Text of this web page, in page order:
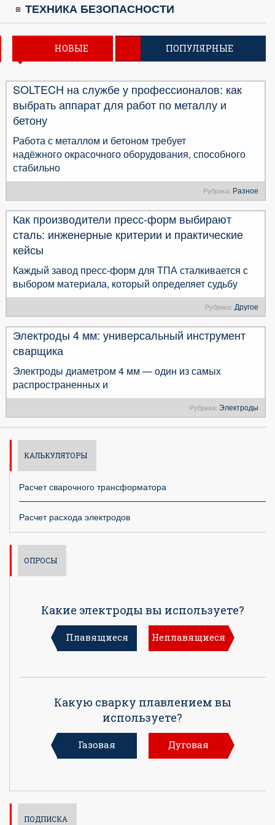
ТЕХНИКА БЕЗОПАСНОСТИ
НОВЫЕ ПОПУЛЯРНЫЕ
SOLTECH на службе у профессионалов: как
выбрать аппарат для работ по металлу и
бетону
Работа с металлом и бетоном требует
надёжного окрасочного оборудования, способного
стабильно
Рубрика: Разное
Как производители пресс-форм выбирают
сталь: инженерные критерии и практические
кейсы
Каждый завод пресс-форм для ТПА сталкивается с
выбором материала, который определяет судьбу
Рубрика: Другое
Электроды 4 мм: универсальный инструмент
сварщика
Электроды диаметром 4 мм — один из самых
распространенных и
Рубрика: Электроды
КАЛЬКУЛЯТОРЫ
Расчет сварочного трансформатора
Расчет расхода электродов
ОПРОСЫ
Какие электроды вы используете?
Плавящиеся Неплавящиеся
Какую сварку плавлением вы
используете?
Газовая Дуговая
ПОДПИСКА